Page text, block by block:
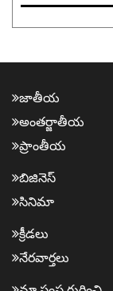
జాతీయ
అంత‌ర్జాతీయ
ప్రాంతీయ‌
బిజినెస్
సినిమా
క్రీడ‌లు
నేర‌వార్త‌లు